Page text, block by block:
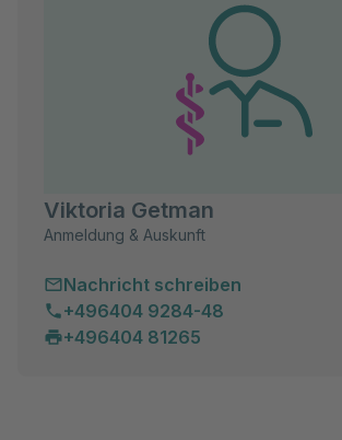
Viktoria Getman
Anmeldung & Auskunft
Nachricht schreiben
+496404 9284-48
+496404 81265